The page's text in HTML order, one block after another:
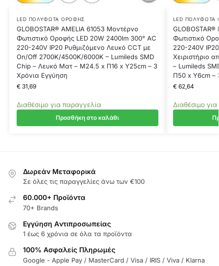
LED ΠΟΛΎΦΩΤΑ ΟΡΟΦΉΣ
GLOBOSTAR® AMELIA 61053 Μοντέρνο
Φωτιστικό Οροφής LED 20W 2400lm 300° AC
220-240V IP20 Ρυθμιζόμενο Λευκό CCT με
On/Off 2700K/4500K/6000K – Lumileds SMD
Chip – Λευκό Ματ – Μ24.5 x Π16 x Υ25cm – 3
Χρόνια Εγγύηση
€31,69
Διαθέσιμο για παραγγελία
Προσθήκη στο καλάθι
LED ΠΟΛΎΦΩΤΑ
GLOBOSTAR®
Φωτιστικό
220-240V
Χειριστήριο
– Lumileds
Π50 x Υ6cm –
€62,64
Διαθέσιμο
Δωρεάν Μεταφορικά
Σε όλες τις παραγγελίες άνω των €100
60.000+ Προϊόντα
70+ Brands
Εγγύηση Aντιπροσωπείας
1 έως 6 χρόνια σε όλα τα προϊόντα
100% Ασφαλείς Πληρωμές
Google - Apple Pay / MasterCard / Visa / IRIS / Viva / Klarna